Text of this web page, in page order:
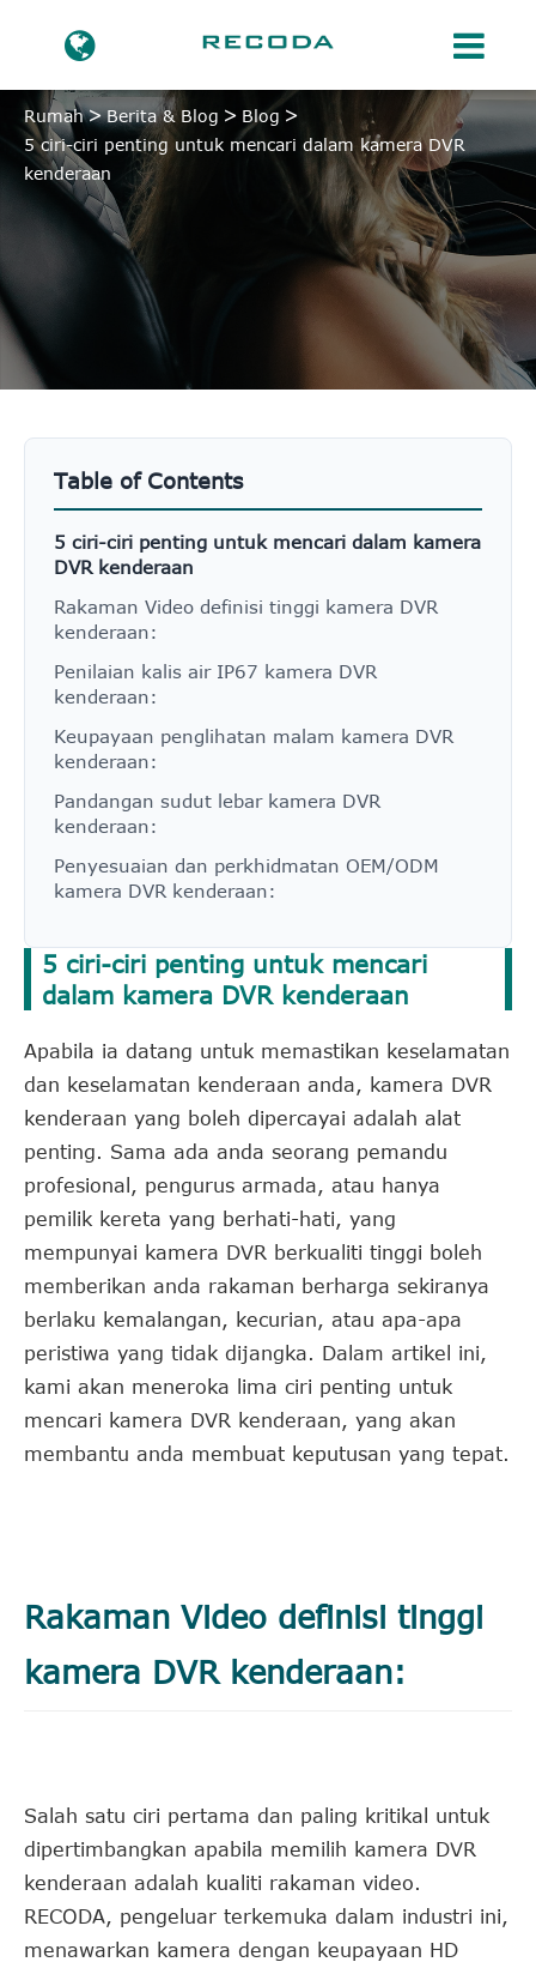
Rumah Berita & Blog
Blog
5 ciri-ciri penting untuk mencari dalam kamera DVR
kenderaan
5 ciri-ciri penting untuk mencari
dalam kamera DVR kenderaan
Apabila ia datang untuk memastikan keselamatan
dan keselamatan kenderaan anda, kamera DVR
kenderaan yang boleh dipercayai adalah alat
penting. Sama ada anda seorang pemandu
profesional, pengurus armada, atau hanya
pemilik kereta yang berhati-hati, yang
mempunyai kamera DVR berkualiti tinggi boleh
memberikan anda rakaman berharga sekiranya
berlaku kemalangan, kecurian, atau apa-apa
peristiwa yang tidak dijangka. Dalam artikel ini,
kami akan meneroka lima ciri penting untuk
mencari kamera DVR kenderaan, yang akan
membantu anda membuat keputusan yang tepat.
Rakaman Video definisi tinggi
kamera DVR kenderaan:
Salah satu ciri pertama dan paling kritikal untuk
dipertimbangkan apabila memilih kamera DVR
kenderaan adalah kualiti rakaman video.
RECODA, pengeluar terkemuka dalam industri ini,
menawarkan kamera dengan keupayaan HD
Table of Contents
5 ciri-ciri penting untuk mencari dalam kamera
DVR kenderaan
Rakaman Video definisi tinggi kamera DVR
kenderaan:
Penilaian kalis air IP67 kamera DVR
kenderaan:
Keupayaan penglihatan malam kamera DVR
kenderaan:
Pandangan sudut lebar kamera DVR
kenderaan:
Penyesuaian dan perkhidmatan OEM/ODM
kamera DVR kenderaan: